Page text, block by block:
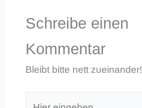
Schreibe einen
Kommentar
Bleibt bitte nett zueinander!